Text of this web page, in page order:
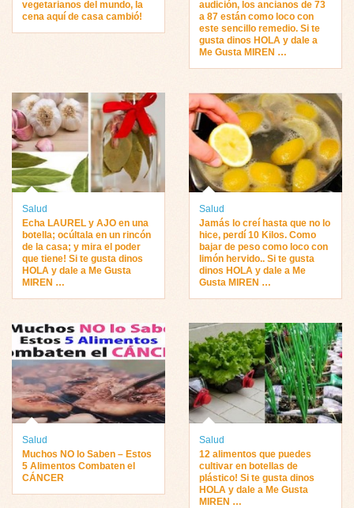
vegetarianos del mundo, la
cena aquí de casa cambió!
audición, los ancianos de 73
a 87 están como loco con
este sencillo remedio. Si te
gusta dinos HOLA y dale a
Me Gusta MIREN …
Salud
Echa LAUREL y AJO en una
botella; ocúltala en un rincón
de la casa; y mira el poder
que tiene! Si te gusta dinos
HOLA y dale a Me Gusta
MIREN …
Salud
Jamás lo creí hasta que no lo
hice, perdí 10 Kilos. Como
bajar de peso como loco con
limón hervido.. Si te gusta
dinos HOLA y dale a Me
Gusta MIREN …
Salud
Muchos NO lo Saben – Estos
5 Alimentos Combaten el
CÁNCER
Salud
12 alimentos que puedes
cultivar en botellas de
plástico! Si te gusta dinos
HOLA y dale a Me Gusta
MIREN …